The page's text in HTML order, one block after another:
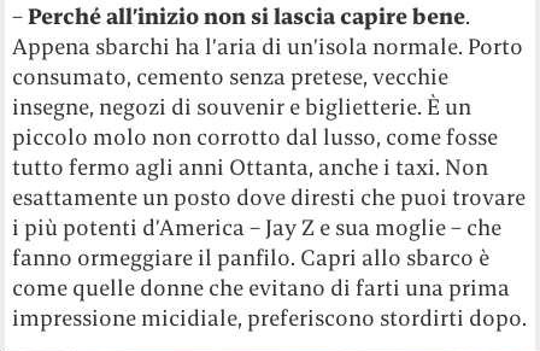
–Perché all’inizio non si lascia capire bene.
Appena sbarchi ha l’aria di un’isola normale. Porto
consumato, cemento senza pretese, vecchie
insegne, negozi di souvenir e biglietterie. È un
piccolo molo non corrotto dal lusso, come fosse
tutto fermo agli anni Ottanta, anche i taxi. Non
esattamente un posto dove diresti che puoi trovare
i più potenti d’America – Jay Z e sua moglie – che
fanno ormeggiare il panfilo. Capri allo sbarco è
come quelle donne che evitano di farti una prima
impressione micidiale, preferiscono stordirti dopo.